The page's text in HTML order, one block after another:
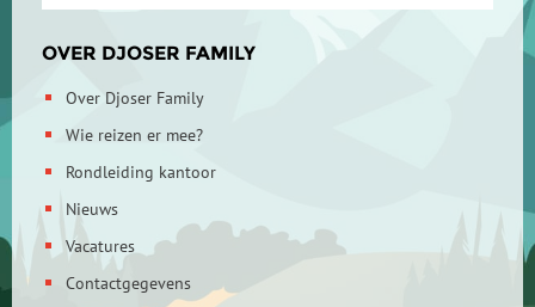
OVER DJOSER FAMILY
Over Djoser Family
Wie reizen er mee?
Rondleiding kantoor
Nieuws
Vacatures
Contactgegevens